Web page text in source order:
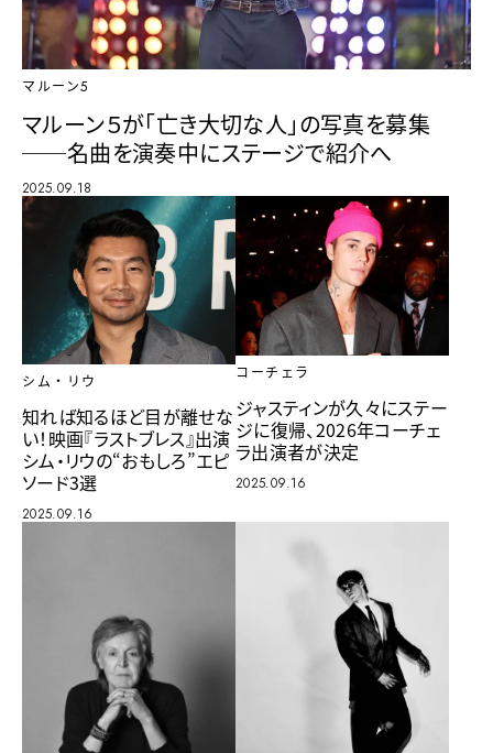
マルーン5
マルーン５が「亡き大切な人」の写真を募集
──名曲を演奏中にステージで紹介へ
2025.09.18
シム・リウ
知れば知るほど目が離せな
い！映画『ラストブレス』出演
シム・リウの“おもしろ”エピ
ソード3選
2025.09.16
コーチェラ
ジャスティンが久々にステー
ジに復帰、2026年コーチェ
ラ出演者が決定
2025.09.16